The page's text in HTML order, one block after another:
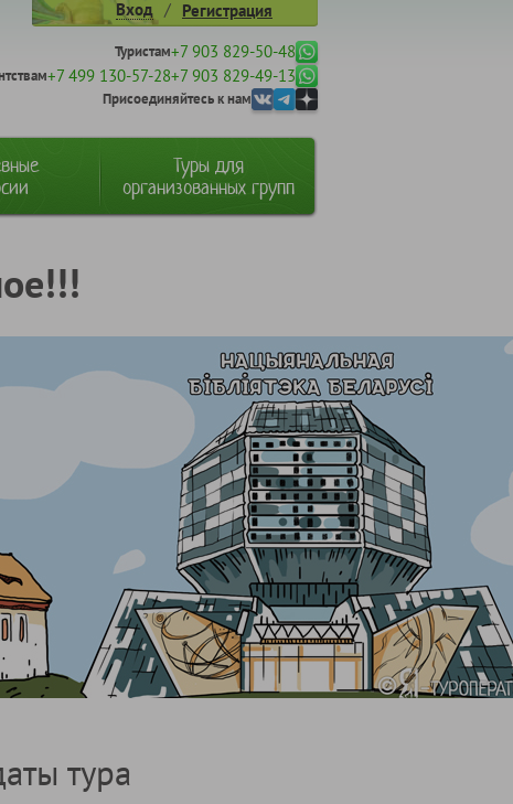
Вход / Регистрация
Туристам+7 903 829-50-48
+7 499 130-57-28+7 903 829-49-13
Присоединяйтесь к нам
Туры для
организованных групп
тура